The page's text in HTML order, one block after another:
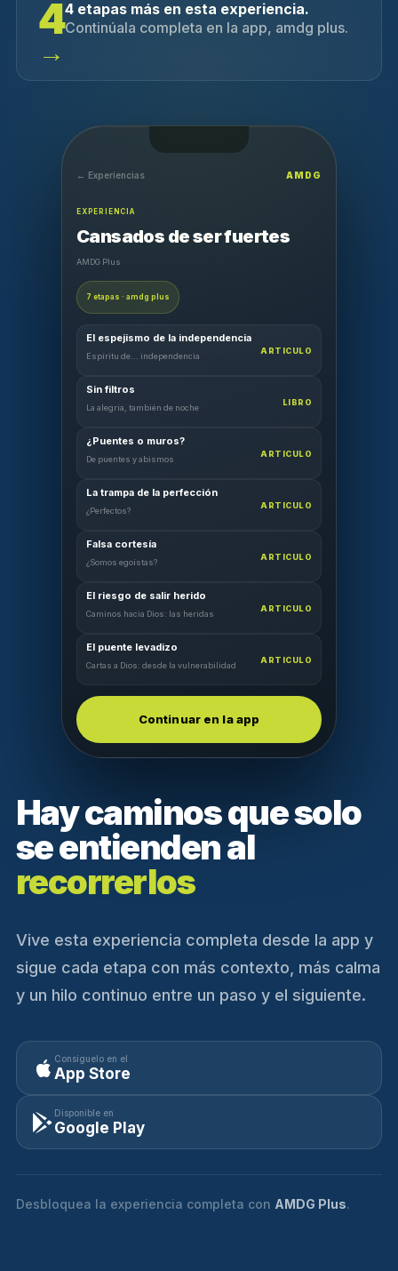
44 etapas más en esta experiencia.
Continúala completa en la app, amdg plus.
→
Hay caminos que solo
se entienden al
recorrerlos
Vive esta experiencia completa desde la app y
sigue cada etapa con más contexto, más calma
y un hilo continuo entre un paso y el siguiente.
Consíguelo en el
App Store
Disponible en
Google Play
Desbloquea la experiencia completa con AMDG Plus.
← Experiencias AMDG
EXPERIENCIA
Cansados de ser fuertes
AMDG Plus
7 etapas · amdg plus
El espejismo de la independencia
Espíritu de... independencia
ARTICULO
Sin filtros
La alegría, también de noche
LIBRO
¿Puentes o muros?
De puentes y abismos
ARTICULO
La trampa de la perfección
¿Perfectos?
ARTICULO
Falsa cortesía
¿Somos egoístas?
ARTICULO
El riesgo de salir herido
Caminos hacia Dios: las heridas
ARTICULO
El puente levadizo
Cartas a Dios: desde la vulnerabilidad
ARTICULO
Continuar en la app